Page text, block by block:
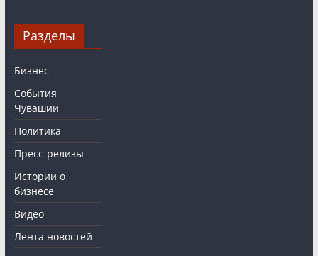
Разделы
Бизнес
События
Чувашии
Политика
Пресс-релизы
Истории о
бизнесе
Видео
Лента новостей